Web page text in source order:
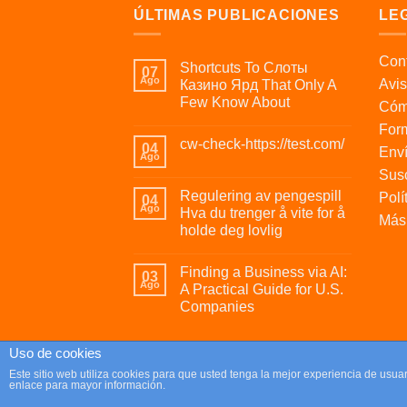
ÚLTIMAS PUBLICACIONES
07
Ago
Shortcuts To Слоты
Казино Ярд That Only A
Few Know About
04
Ago
cw-check-https://test.com/
04
Ago
Regulering av pengespill
Hva du trenger å vite for å
holde deg lovlig
03
Ago
Finding a Business via AI:
A Practical Guide for U.S.
Companies
Copyright 2026 ©Parafrikis.com
Tienda de regalos originales y muy frikis.
Uso de cookies
Este sitio web utiliza cookies para que usted tenga la mejor experiencia de
enlace para mayor información.